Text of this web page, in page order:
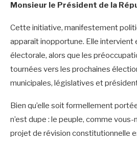
Monsieur le Président de la
Cette initiative, manifestement
apparaît inopportune. Elle intervient
électorale, alors que les
tournées vers les prochaines
municipales, législatives et
Bien qu’elle soit formellement
n’est dupe : le peuple, comme
projet de révision constitutionnelle